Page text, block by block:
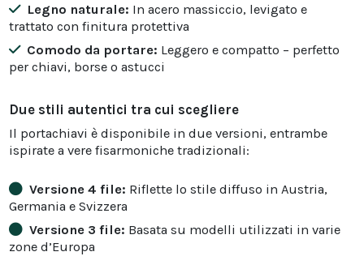
Legno naturale: In acero massiccio, levigato e
trattato con finitura protettiva
Comodo da portare: Leggero e compatto – perfetto
per chiavi, borse o astucci
Due stili autentici tra cui scegliere
Il portachiavi è disponibile in due versioni, entrambe
ispirate a vere fisarmoniche tradizionali:
Versione 4 file: Riflette lo stile diffuso in Austria,
Germania e Svizzera
Versione 3 file: Basata su modelli utilizzati in varie
zone d’Europa